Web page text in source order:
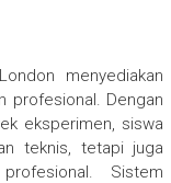
menyediakan
profesional. Dengan
eksperimen, siswa
teknis, tetapi juga
Sistem